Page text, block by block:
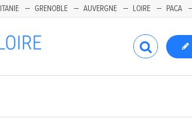
GRENOBLE AUVERGNE LOIRE PACA